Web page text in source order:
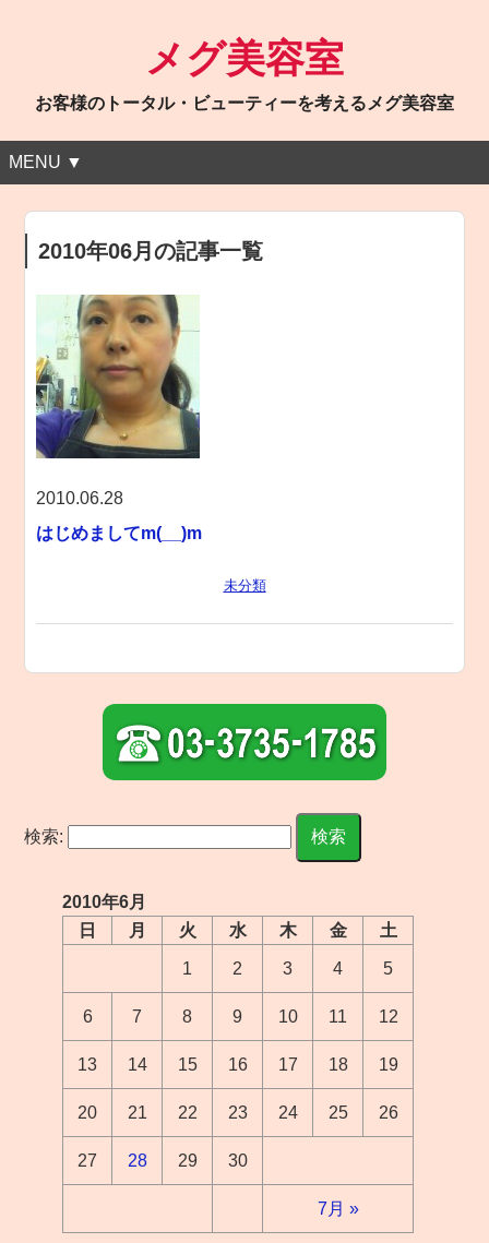
メグ美容室
お客様のトータル・ビューティーを考えるメグ美容室
MENU ▼
2010年06月の記事一覧
2010.06.28
はじめましてm(__)m
未分類
検索:
2010年6月
日
月 火 水 木 金 土
7月 »
1 2 3 4 5
6 7 8 9 10 11 12
13 14 15 16 17 18 19
20 21 22 23 24 25 26
27 28 29 30